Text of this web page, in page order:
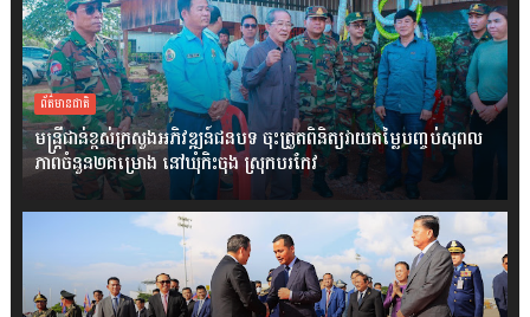
ព័ត៌មានជាតិ
មន្ត្រីជាន់ខ្ពស់ក្រសួងអភិវឌ្ឍន៍ជនបទ ចុះត្រួតពិនិត្យវាយតម្លៃបញ្ចប់សុពល
ភាពចំនួន២គម្រោង នៅឃុំកិះចុង ស្រុកបរកែវ